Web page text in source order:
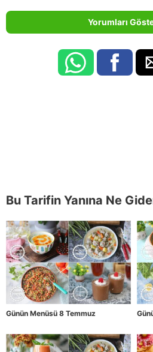
Yorumları
Bu Tarifin Yanına Ne
Günün Menüsü 8 Temmuz